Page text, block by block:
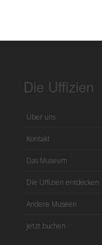
Die Uffizien
Über uns
Kontakt
Das Museum
Die Uffizien entdecken
Andere Museen
Jetzt buchen